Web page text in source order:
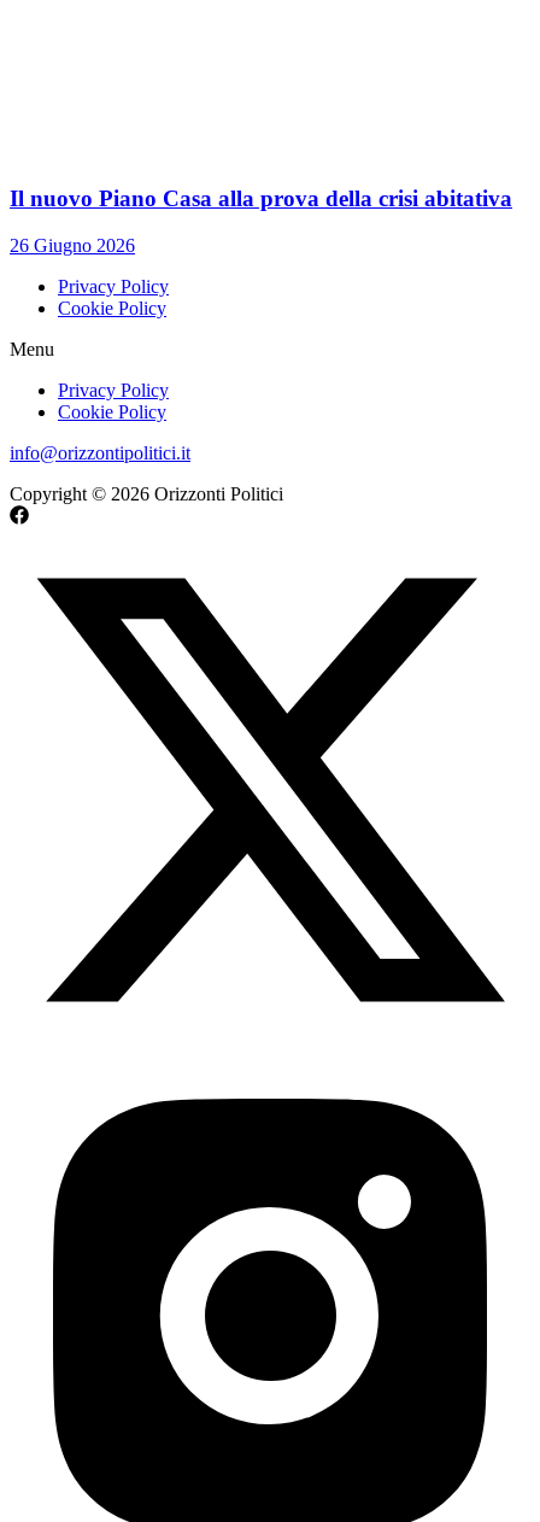
Il nuovo Piano Casa alla prova della crisi abitativa
26 Giugno 2026
Privacy Policy
Cookie Policy
Menu
Privacy Policy
Cookie Policy
info@orizzontipolitici.it
Copyright © 2026 Orizzonti Politici